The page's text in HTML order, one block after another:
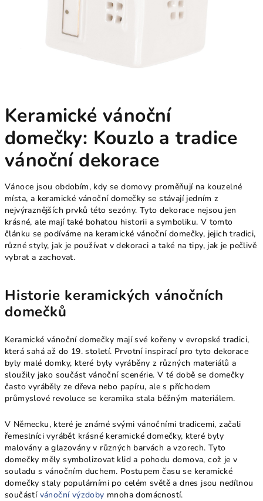
Keramické vánoční
domečky: Kouzlo a tradice
vánoční dekorace
Vánoce jsou obdobím, kdy se domovy proměňují na kouzelné
místa, a keramické vánoční domečky se stávají jedním z
nejvýraznějších prvků této sezóny. Tyto dekorace nejsou jen
krásné, ale mají také bohatou historii a symboliku. V tomto
článku se podíváme na keramické vánoční domečky, jejich tradici,
různé styly, jak je používat v dekoraci a také na tipy, jak je pečlivě
vybrat a zachovat.
Historie keramických vánočních
domečků
Keramické vánoční domečky mají své kořeny v evropské tradici,
která sahá až do 19. století. Prvotní inspirací pro tyto dekorace
byly malé domky, které byly vyráběny z různých materiálů a
sloužily jako součást vánoční scenérie. V té době se domečky
často vyráběly ze dřeva nebo papíru, ale s příchodem
průmyslové revoluce se keramika stala běžným materiálem.
V Německu, které je známé svými vánočními tradicemi, začali
řemeslníci vyrábět krásné keramické domečky, které byly
malovány a glazovány v různých barvách a vzorech. Tyto
domečky měly symbolizovat klid a pohodu domova, což je v
souladu s vánočním duchem. Postupem času se keramické
domečky staly populárními po celém světě a dnes jsou nedílnou
součástí vánoční výzdoby mnoha domácností.